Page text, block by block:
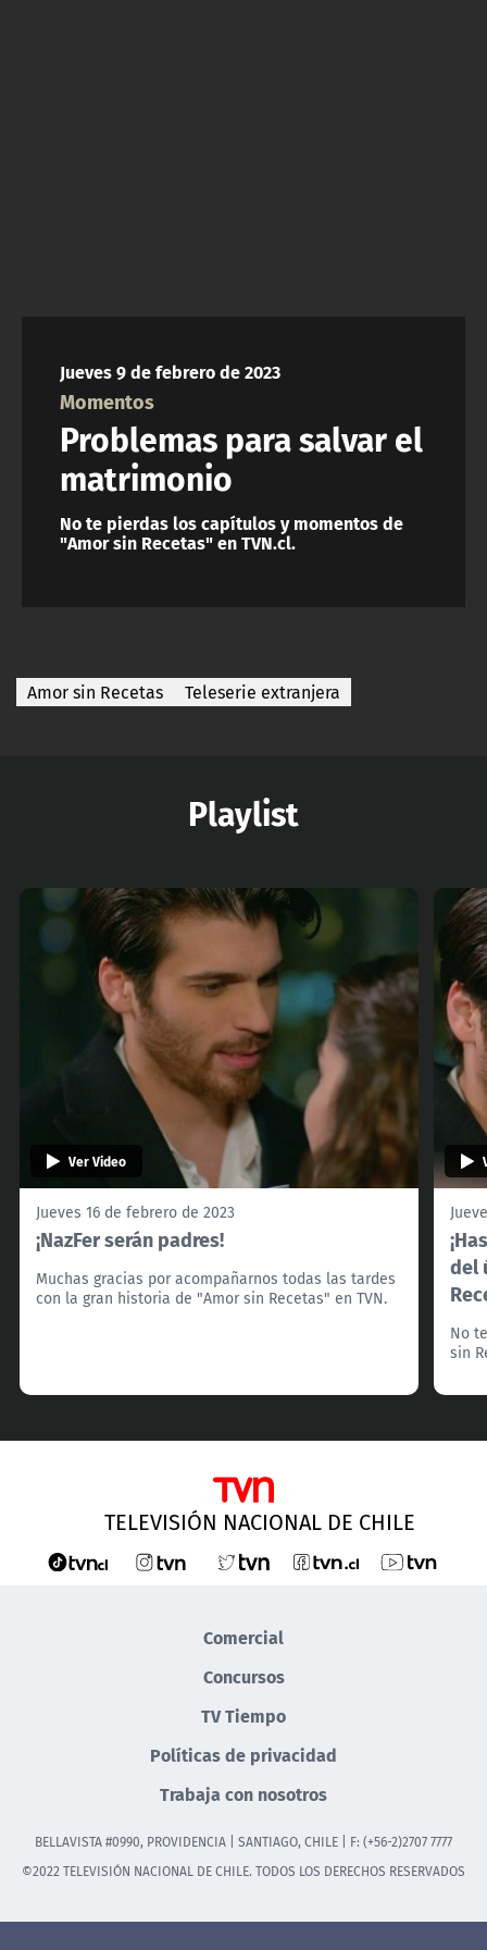
Jueves 9 de febrero de 2023
Momentos
Problemas para salvar el
matrimonio
No te pierdas los capítulos y momentos de
"Amor sin Recetas" en TVN.cl.
Amor sin Recetas Teleserie extranjera
Playlist
Ver Video
Jueves 16 de febrero de 2023
¡NazFer serán padres!
Muchas gracias por acompañarnos todas las tardes
con la gran historia de "Amor sin Recetas" en TVN.
del
No
sin
TELEVISIÓN NACIONAL DE CHILE
Comercial
Concursos
TV Tiempo
Políticas de privacidad
Trabaja con nosotros
BELLAVISTA #0990, PROVIDENCIA | SANTIAGO, CHILE | F: (+56-2)2707 7777
©2022 TELEVISIÓN NACIONAL DE CHILE. TODOS LOS DERECHOS RESERVADOS